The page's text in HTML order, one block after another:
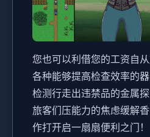
您也可以利借您的工资自
各种能够提高检查效率的
检测行走出违禁品的金属
旅客们压能力的焦虑缓解
作打开启一扇扇便利之门！